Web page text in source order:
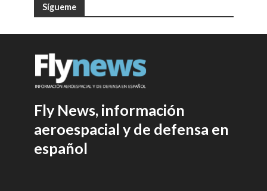
Sígueme
Fly News, información
aeroespacial y de defensa en
español